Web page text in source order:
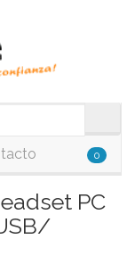
0
PC